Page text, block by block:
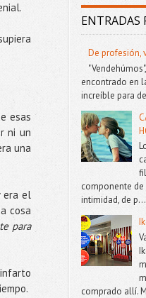
esas
ni un
una
era el
cosa
para
ENTRADAS
De profesión,
encontrado en
increíble para
componente de
intimidad, de p...
comprado allí.